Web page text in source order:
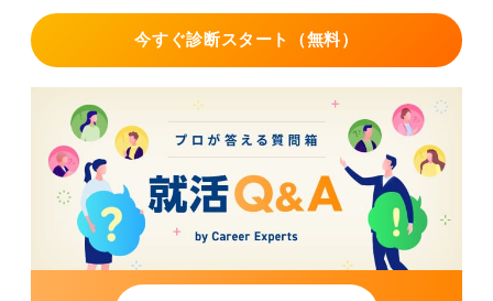
今すぐ診断スタート（無料）